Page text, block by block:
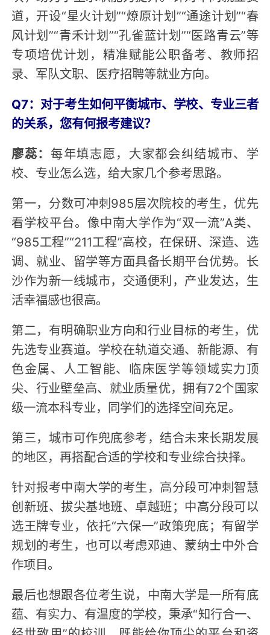
道，开设“星火计划”“燎原计划”“通途计划”“春
风计划”“青禾计划”“孔雀蓝计划”“医路青云”等
专项培优计划，精准赋能公职备考、教师招
录、军队文职、医疗招聘等就业方向。
Q7：对于考生如何平衡城市、学校、专业三者
的关系，您有何报考建议？
廖蕊：每年填志愿，大家都会纠结城市、学
校、专业怎么选，给大家几个参考思路。
第一，分数可冲刺985层次院校的考生，优先
看学校平台。像中南大学作为“双一流”A类、
“985工程”“211工程”高校，在保研、深造、选
调、就业、留学等方面具备长期平台优势。长
沙作为新一线城市，交通便利，产业发达，生
活幸福感也很高。
第二，有明确职业方向和行业目标的考生，优
先选专业赛道。学校在轨道交通、新能源、有
色金属、人工智能、临床医学等领域实力顶
尖、行业壁垒高、就业质量优，拥有72个国家
级一流本科专业，同学们的选择空间充足。
第三，城市可作兜底参考，结合未来长期发展
的地区，再搭配合适的学校和专业综合抉择。
针对报考中南大学的考生，高分段可冲刺智慧
创新班、拔尖基地班、卓越班；中高分段可以
选王牌专业，依托“六保一”政策兜底；有留学
规划的考生，也可以考虑邓迪、蒙纳士中外合
作项目。
最后也想跟各位考生说，中南大学是一所有底
蕴、有实力、有温度的学校，秉承“知行合一、